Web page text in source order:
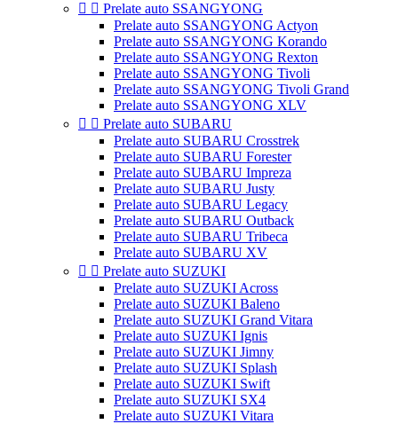
  Prelate auto SSANGYONG
Prelate auto SSANGYONG Actyon
Prelate auto SSANGYONG Korando
Prelate auto SSANGYONG Rexton
Prelate auto SSANGYONG Tivoli
Prelate auto SSANGYONG Tivoli Grand
Prelate auto SSANGYONG XLV
  Prelate auto SUBARU
Prelate auto SUBARU Crosstrek
Prelate auto SUBARU Forester
Prelate auto SUBARU Impreza
Prelate auto SUBARU Justy
Prelate auto SUBARU Legacy
Prelate auto SUBARU Outback
Prelate auto SUBARU Tribeca
Prelate auto SUBARU XV
  Prelate auto SUZUKI
Prelate auto SUZUKI Across
Prelate auto SUZUKI Baleno
Prelate auto SUZUKI Grand Vitara
Prelate auto SUZUKI Ignis
Prelate auto SUZUKI Jimny
Prelate auto SUZUKI Splash
Prelate auto SUZUKI Swift
Prelate auto SUZUKI SX4
Prelate auto SUZUKI Vitara